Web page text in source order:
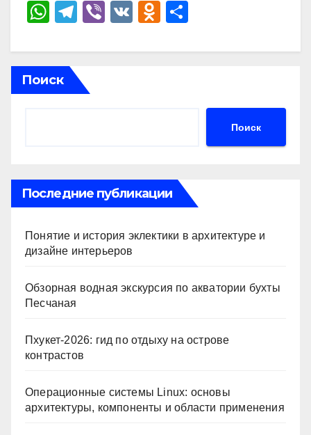
W
at
s
A
T
e
gr
a
Vi
er
V
O
n
ki
р
ть
Поиск
Поиск
Последние публикации
Понятие и история эклектики в архитектуре и
дизайне интерьеров
Обзорная водная экскурсия по акватории бухты
Песчаная
Пхукет-2026: гид по отдыху на острове
контрастов
Операционные системы Linux: основы
архитектуры, компоненты и области применения